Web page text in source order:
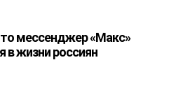
мессенджер «Макс»
в жизни россиян